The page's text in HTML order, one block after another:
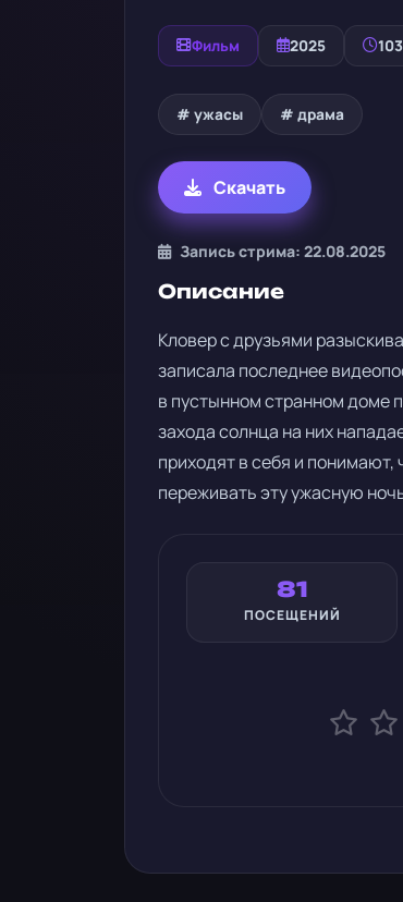
Фильм 2025
# ужасы # драма
Скачать
Запись стрима: 22.08.2025
Описание
Кловер с друзьями
записала последнее
в пустынном странном доме
захода солнца на них
приходят в себя и
переживать эту ужасную
81
ПОСЕЩЕНИЙ